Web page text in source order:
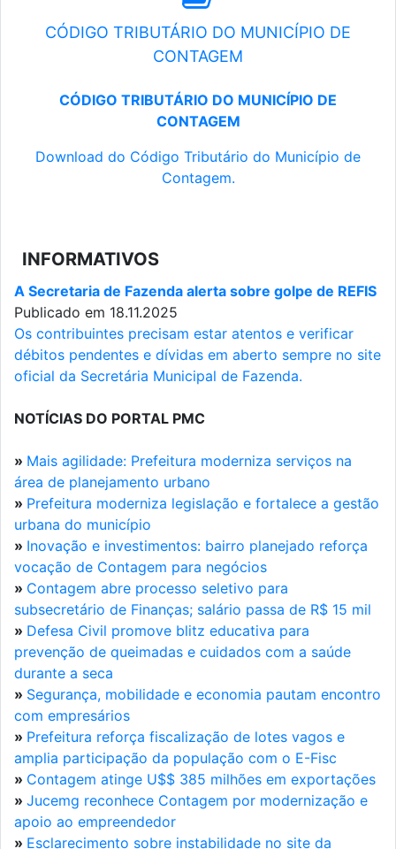
CÓDIGO TRIBUTÁRIO DO MUNICÍPIO DE
CONTAGEM
CÓDIGO TRIBUTÁRIO DO MUNICÍPIO DE
CONTAGEM
Download do Código Tributário do Município de
Contagem.
INFORMATIVOS
A Secretaria de Fazenda alerta sobre golpe de REFIS
Publicado em 18.11.2025
Os contribuintes precisam estar atentos e verificar
débitos pendentes e dívidas em aberto sempre no site
oficial da Secretária Municipal de Fazenda.
NOTÍCIAS DO PORTAL PMC
» Mais agilidade: Prefeitura moderniza serviços na
área de planejamento urbano
» Prefeitura moderniza legislação e fortalece a gestão
urbana do município
» Inovação e investimentos: bairro planejado reforça
vocação de Contagem para negócios
» Contagem abre processo seletivo para
subsecretário de Finanças; salário passa de R$ 15 mil
» Defesa Civil promove blitz educativa para
prevenção de queimadas e cuidados com a saúde
durante a seca
» Segurança, mobilidade e economia pautam encontro
com empresários
» Prefeitura reforça fiscalização de lotes vagos e
amplia participação da população com o E-Fisc
» Contagem atinge U$$ 385 milhões em exportações
» Jucemg reconhece Contagem por modernização e
apoio ao empreendedor
» Esclarecimento sobre instabilidade no site da